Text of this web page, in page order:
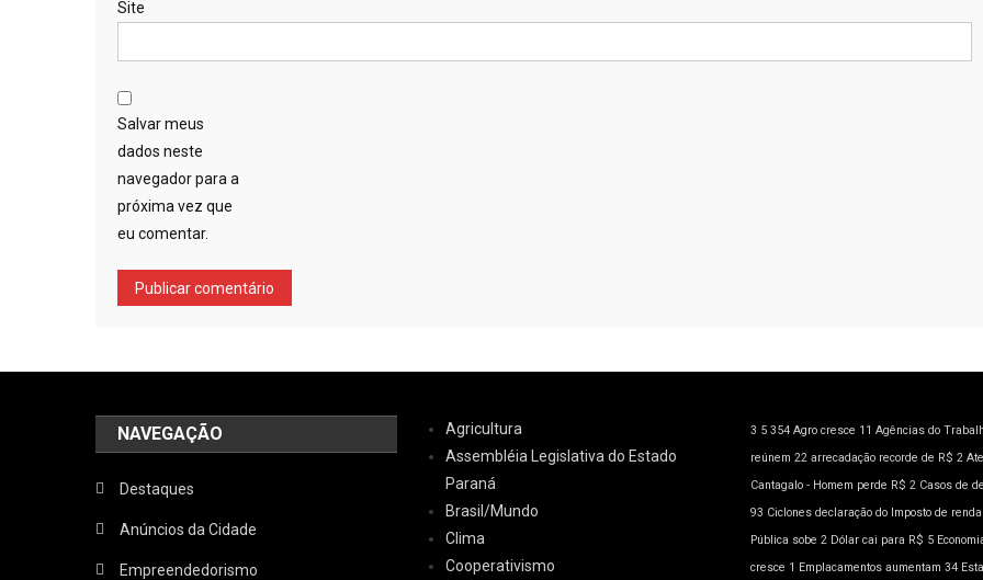
Site
Salvar meus
dados neste
navegador para a
próxima vez que
eu comentar.
NAVEGAÇÃO
Destaques
Anúncios da Cidade
Empreendedorismo
Agricultura
Assembléia Legislativa do Estado
Paraná
Brasil/Mundo
Clima
Cooperativismo
3 5 354 Agro cresce 11 Agências do
reúnem 22 arrecadação recorde de R$ 2
Cantagalo - Homem perde R$ 2 Casos de
93 Ciclones declaração do Imposto de
Pública sobe 2 Dólar cai para R$ 5
cresce 1 Emplacamentos aumentam 34